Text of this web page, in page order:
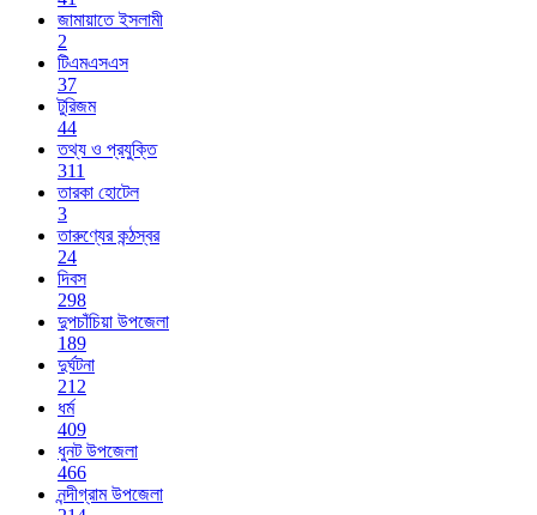
জামায়াতে ইসলামী
2
টিএমএসএস
37
টুরিজম
44
তথ্য ও প্রযুক্তি
311
তারকা হোটেল
3
তারুণ্যের কন্ঠস্বর
24
দিবস
298
দুপচাঁচিয়া উপজেলা
189
দুর্ঘটনা
212
ধর্ম
409
ধুনট উপজেলা
466
নন্দীগ্রাম উপজেলা